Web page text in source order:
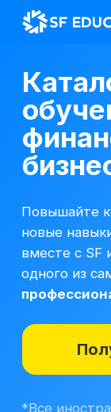
бизнеса
*Все иностранные
вы можете найти
Повышайте
новые навыки,